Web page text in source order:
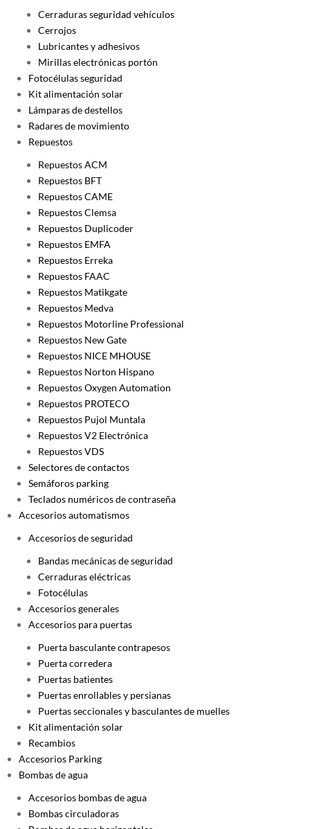
Cerraduras seguridad vehículos
Cerrojos
Lubricantes y adhesivos
Mirillas electrónicas portón
Fotocélulas seguridad
Kit alimentación solar
Lámparas de destellos
Radares de movimiento
Repuestos
Repuestos ACM
Repuestos BFT
Repuestos CAME
Repuestos Clemsa
Repuestos Duplicoder
Repuestos EMFA
Repuestos Erreka
Repuestos FAAC
Repuestos Matikgate
Repuestos Medva
Repuestos Motorline Professional
Repuestos New Gate
Repuestos NICE MHOUSE
Repuestos Norton Hispano
Repuestos Oxygen Automation
Repuestos PROTECO
Repuestos Pujol Muntala
Repuestos V2 Electrónica
Repuestos VDS
Selectores de contactos
Semáforos parking
Teclados numéricos de contraseña
Accesorios automatismos
Accesorios de seguridad
Bandas mecánicas de seguridad
Cerraduras eléctricas
Fotocélulas
Accesorios generales
Accesorios para puertas
Puerta basculante contrapesos
Puerta corredera
Puertas batientes
Puertas enrollables y persianas
Puertas seccionales y basculantes de muelles
Kit alimentación solar
Recambios
Accesorios Parking
Bombas de agua
Accesorios bombas de agua
Bombas circuladoras